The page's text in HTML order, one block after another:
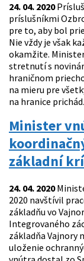
24. 04. 2020
príslušníkmi
pre to, aby bol
Nie vždy je však
okamžite.
stretnutí s
hraničnom
na mieru pre
na hranice
Minister
základní
24. 04. 2020
2020 navštívil
základňu vo
Integrovaného
základňa Vajnory
uloženie